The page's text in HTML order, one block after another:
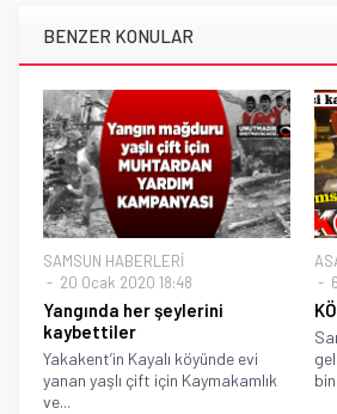
BENZER KONULAR
SAMSUN HABERLERİ
20 Ocak 2020 18:48
Yangında her şeylerini
kaybettiler
Yakakent’in Kayalı köyünde evi
yanan yaşlı çift için Kaymakamlık
ve...